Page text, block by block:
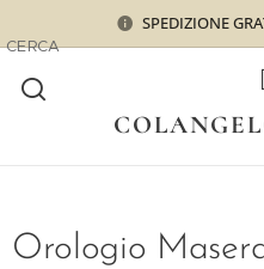
SPEDIZIONE
CERCA
Orologio